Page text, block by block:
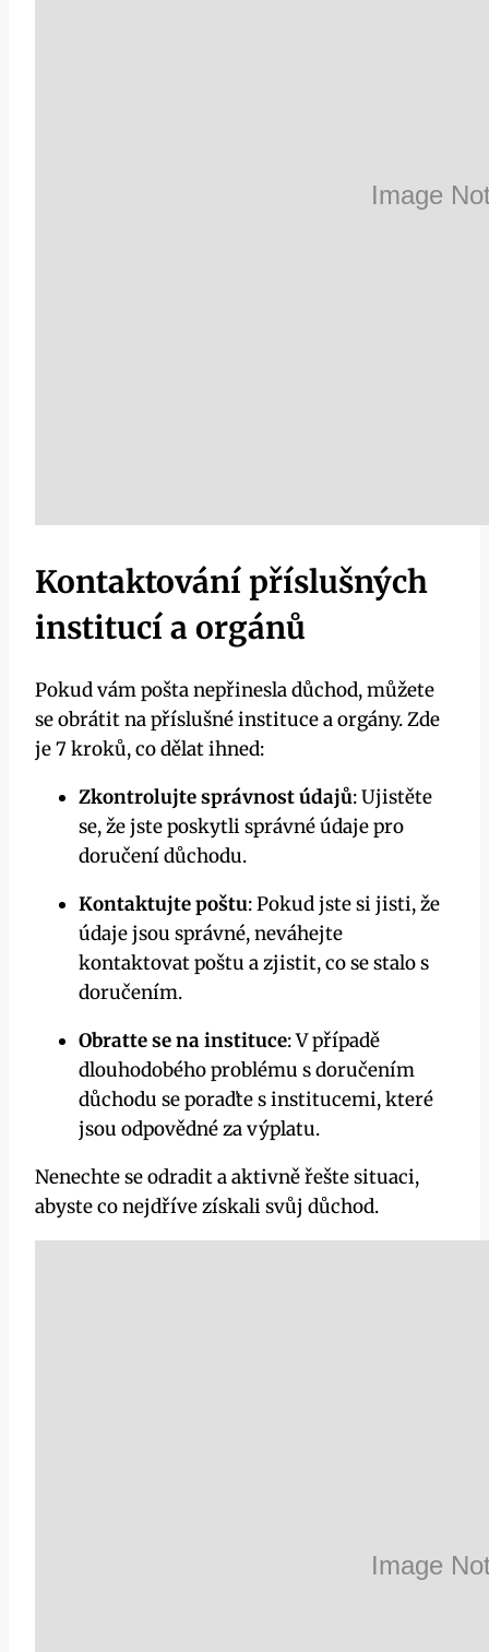
Kontaktování příslušných
institucí a orgánů
Pokud vám pošta nepřinesla důchod, můžete
se obrátit‍ na příslušné instituce a ​orgány. Zde
je 7 kroků, co dělat ihned:
Zkontrolujte správnost údajů: Ujistěte
se, že jste⁢ poskytli správné údaje pro
doručení důchodu.
Kontaktujte poštu: Pokud jste ​si jisti,⁣ že
údaje jsou správné, neváhejte
kontaktovat poštu a zjistit, co se stalo s
doručením.
Obratte se na instituce: V ⁢případě
dlouhodobého problému s doručením
důchodu se poraďte s institucemi, které
jsou odpovědné za výplatu.
Nenechte se odradit a aktivně řešte situaci,
abyste co nejdříve získali svůj důchod.